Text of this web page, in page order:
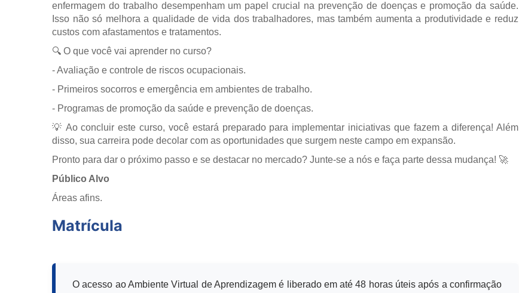
enfermagem do trabalho desempenham um papel crucial na prevenção de doenças e promoção da saúde.
Isso não só melhora a qualidade de vida dos trabalhadores, mas também aumenta a produtividade e reduz
custos com afastamentos e tratamentos.
🔍 O que você vai aprender no curso?
- Avaliação e controle de riscos ocupacionais.
- Primeiros socorros e emergência em ambientes de trabalho.
- Programas de promoção da saúde e prevenção de doenças.
💡 Ao concluir este curso, você estará preparado para implementar iniciativas que fazem a diferença! Além
disso, sua carreira pode decolar com as oportunidades que surgem neste campo em expansão.
Pronto para dar o próximo passo e se destacar no mercado? Junte-se a nós e faça parte dessa mudança! 🚀
Público Alvo
Áreas afins.
Matrícula
O acesso ao Ambiente Virtual de Aprendizagem é liberado em até 48 horas úteis após a confirmação